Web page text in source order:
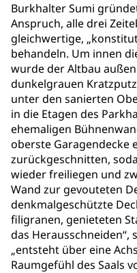
Burkhalter Sumi
Anspruch, alle drei
gleichwertige,
behandeln. Um innen
wurde der Altbau
dunkelgrauen
unter den sanierten
in die Etagen des
ehemaligen
oberste Garagendecke
zurückgeschnitten,
wieder freiliegen und
Wand zur gevouteten
denkmalgeschützte
filigranen, genieteten
das
„entsteht über eine
Raumgefühl des Saals